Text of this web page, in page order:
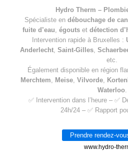
Hydro Therm –
Spécialiste en débouchage de
fuite d’eau, égoutset détection
Intervention rapide à Bruxelles :
Anderlecht, Saint-Gilles,
etc.
Également disponible en région
Merchtem, Meise, Vilvorde,
Waterloo.
✅ Intervention dans l’heure – ✅
24h/24 – ✅ Rapport
Prendre rendez-
www.hydro-